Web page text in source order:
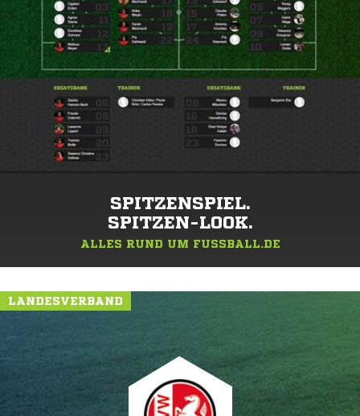
SPITZENSPIEL.
SPITZEN-LOOK.
ALLES RUND UM FUSSBALL.DE
LANDESVERBAND